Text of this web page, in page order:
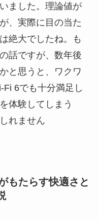
ました。理論値が
、実際に目の当た
絶大でしたね。も
話ですが、数年後
と思うと、ワクワ
Fi 6でも十分満足し
体験してしまう
れません
もたらす快適さと